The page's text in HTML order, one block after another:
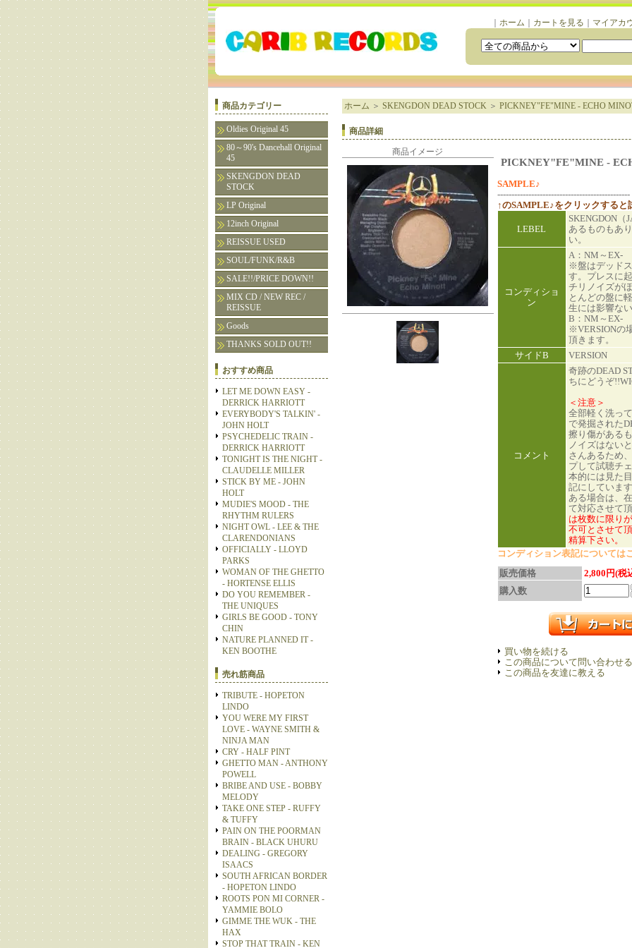
ホーム カートを見る マイアカ
商品カテゴリー
Oldies Original 45
80～90's Dancehall Original
45
SKENGDON DEAD
STOCK
LP Original
12inch Original
REISSUE USED
SOUL/FUNK/R&B
SALE!!/PRICE DOWN!!
MIX CD / NEW REC /
REISSUE
Goods
THANKS SOLD OUT!!
おすすめ商品
LET ME DOWN EASY -
DERRICK HARRIOTT
EVERYBODY'S TALKIN' -
JOHN HOLT
PSYCHEDELIC TRAIN -
DERRICK HARRIOTT
TONIGHT IS THE NIGHT -
CLAUDELLE MILLER
STICK BY ME - JOHN
HOLT
MUDIE'S MOOD - THE
RHYTHM RULERS
NIGHT OWL - LEE & THE
CLARENDONIANS
OFFICIALLY - LLOYD
PARKS
WOMAN OF THE GHETTO
- HORTENSE ELLIS
DO YOU REMEMBER -
THE UNIQUES
GIRLS BE GOOD - TONY
CHIN
NATURE PLANNED IT -
KEN BOOTHE
売れ筋商品
TRIBUTE - HOPETON
LINDO
YOU WERE MY FIRST
LOVE - WAYNE SMITH &
NINJA MAN
CRY - HALF PINT
GHETTO MAN - ANTHONY
POWELL
BRIBE AND USE - BOBBY
MELODY
TAKE ONE STEP - RUFFY
& TUFFY
PAIN ON THE POORMAN
BRAIN - BLACK UHURU
DEALING - GREGORY
ISAACS
SOUTH AFRICAN BORDER
- HOPETON LINDO
ROOTS PON MI CORNER -
YAMMIE BOLO
GIMME THE WUK - THE
HAX
STOP THAT TRAIN - KEN
ホーム ＞ SKENGDON DEAD STOCK＞ PICKNEY"FE"MINE - ECHO
商品詳細
商品イメージ
PICKNEY"FE"MINE -
SAMPLE♪
-----------------------------------------------
↑のSAMPLE♪をクリックすると
LEBEL
SKENGDON（
あるものもあ
い。
コンディショ
ン
A：NM～EX-
※盤はデッド
す。プレスに
チリノイズが
とんどの盤に
生には影響な
B：NM～EX-
※VERSIONの
頂きます。
サイドB
VERSION
コメント
奇跡のDEAD
ちにどうぞ
＜注意＞
全部軽く洗っ
で発掘された
擦り傷がある
ノイズはない
さんあるため
プして試聴チ
本的には見た
記にしていま
ある場合は、
て対応させて
は枚数に限り
不可とさせて
精算下さい。
コンディション表記については
販売価格
2,800円(税
購入数
買い物を続ける
この商品について問い合わせる
この商品を友達に教える